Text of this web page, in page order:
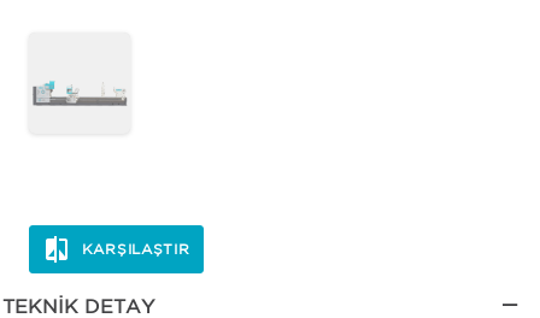
KARŞILAŞTIR
TEKNIK DETAY